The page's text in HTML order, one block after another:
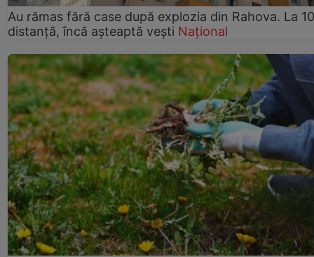
Au rămas fără case după explozia din Rahova. La
distanță, încă așteaptă vești Național